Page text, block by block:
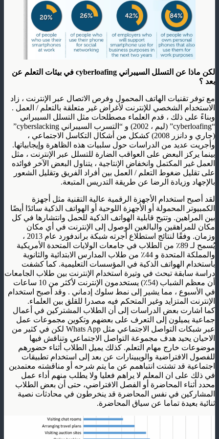
لكن ماذا عن التسلل السيبراني cyberloafing في بيئات التعلم عن
بعد ؟
مع توفر تقنيات الهاتف المحمول وفرص الاتصال عبر الإنترنت ، زاد
الاستخدام الشخصي للإنترنت لأغراض غير متعلقة بالتعلم / العمل .
وبناءً على ذلك ، قدم العلماء مصطلحات مثل التسلل السيبراني
“cyberloafing” (ليم ، 2002) و “التسرب السيبراني cyberslacking”
(جاري و دانزر 2008) كشكل من أشكال التكاسل الاجتماعي ،
وأجريت عديد من الدراسات حول سلبيات هذه الظاهرة وإيجابياتها.
بينما يركز البعض على العواقب الضارة للتسلل عبر الإنترنت ، مثل
العمل غير المكتمل وانخفاض الإنتاجية ، يتناول البعض الآخر فوائده
على تقليل ضغوط التعلم / العمل بين أفراد الفريق وتقليل الشعور
بالإجهاد وزيادة الرضا عن طريقة التدريس المتبعة.
لقد أصبح استخدام الأجهزة الرقمية عالية التقنية مثل أجهزة
الكمبيوتر المحمولة أو الأجهزة اللوحية أو الهواتف الذكية سائدًا أيضًا
بين المراهين. وتتيح قابلية الهواتف الذكية للحمل وانتشارها في كل
مكان للمراهقين والبالغين الوصول إلى الإنترنت في أي مكان
وزمان. وفقًا لنتائج استطلاع أجرته شبكة براندفورد عام 2013 ،
يُسمح لـ 89٪ من الطلاب في جامعات الولايات المتحدة الأمريكية
والمملكة المتحدة و 44٪ من طلاب المدارس الابتدائية والثانوية
باستخدام الهواتف الذكية في المؤسسات التعليمية. كما كشفت
دراسة سابقة تبحث في وتيرة استخدام الإنترنت بين طلاب الجامعات
أن معظم الشباب (54٪) يستخدمون الإنترنت لأكثر من 10 ساعات
في الأسبوع ، مما يشير إلى نمط سلوك إدماني . وقد أصبح استخدام
الإنترنت المتزايد وغير المتحكم فيه مصدرا للقلق بين العلماء.
كما اشارت بعض الدراسات إلى أن الطلاب المشتركين في أعمال
جماعية يميلون إلى التعرف على بعضهم وتكوين مجموعات عمل
عبر شبكات التواصل الاجتماعي مثل Whats App لكن في كثير من
الاحيان يحيد هدف مجموعة التواصل الاجتماعي وتناقش فيها
موضوعات خارج مهام التعلم. كذلك يميل الطلاب أثناء حضورهم
للفصول الافتراضية والويبينارات عن بعد إلى استخدام تطبيقات
اجتماعية قد تشتت انتباهمم عن ما يتم شرحه أو مناقشته معتمدين
في ذلك على ان المعلم لا يراهم فعليا ولا يطلب منهم أداء عمل
محدد أثناء المحاضرة أو الفصل الافتراضي، حتى أن بعض الطلاب
المشاركين في نفس المحاضرة قد ينخرطون في محادثات نصية
ثنائية بعيدة تماما عن سياق المحاضرة.